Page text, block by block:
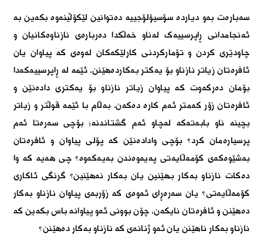
سەبارەت بەو دیاردە سۆسیۆلۆجییە دەتوانین لێکۆڵینەوە بکەین بە
ئەنجامدانی ڕاپرسییەک لەناو خەڵکدا دەربارەی نازناوەکانیان و
چاودێری کردن و تۆمارکردنی کارلێکەکان لەوەی کە پیاوان یان
ئافرەتان زیاتر نازناو بۆ یەکتر بەکاردەهێنن. ئێمە لە ڕاپرسییەکەدا
بۆمان دەرکەوت کە پیاوان زیاتر نازناو بۆ یەکتری دادەنێن و
ئافرەتان زۆر کەمتر ئەم کارە دەکەن. بەڵام با ئێمە قوڵتر و زیاتر
بچینە ناو بابەتەکە لەچاو ئەم گشتاندنە؛ بۆچی سەرەتا ئەم
پرسیارەمان کرد؟ بۆچی وادادەنێن کە پۆلی پیاوان و ئافرەتان
بەشێوەکەی کۆمەڵایەتی پەیەوەندن بەیەکەوە؟ چی هەیە کە وا
دەکات نازناو بەکار بهێنین یان بەکار نەهێنین؟ گرنگی ئاکاری
کۆمەڵایەتی؟ یان سەرەڕای ئەوەی کە زۆربەی پیاوان نازناو بەکار
دەهێنن و ئافرەتان نایکەن، چۆن بوونی ئەو پیاوانە باس بکەین کە
نازناو بەکار ناهێنن یان ئەو ژنانەی کە نازناو بەکار دەهێنن؟